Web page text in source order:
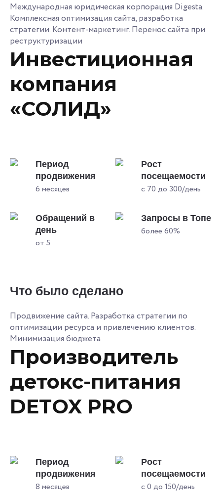
Международная юридическая корпорация Digesta.
Комплексная оптимизация сайта, разработка
стратегии. Контент-маркетинг. Перенос сайта при
реструктуризации
Инвестиционная
компания
«СОЛИД»
Период
продвижения
6 месяцев
Рост
посещаемости
с 70 до 300/день
Обращений в
день
от 5
Запросы в Топе
более 60%
Что было сделано
Продвижение сайта. Разработка стратегии по
оптимизации ресурса и привлечению клиентов.
Минимизация бюджета
Производитель
детокс-питания
DETOX PRO
Период
продвижения
8 месяцев
Рост
посещаемости
с 0 до 150/день